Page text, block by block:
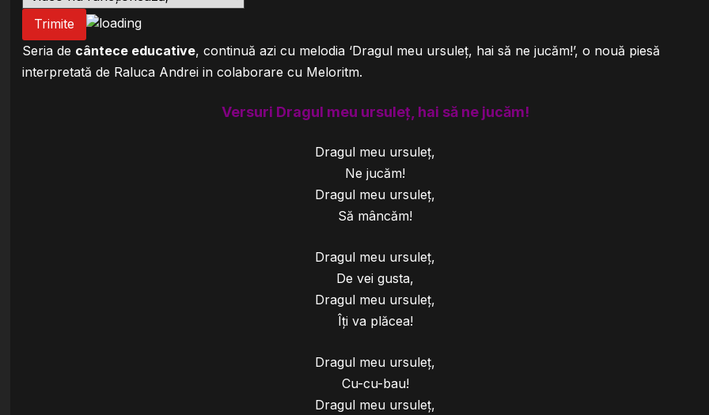
Trimite
Seria de cântece educative, continuă azi cu melodia ‘Dragul meu ursuleț, hai să ne jucăm!’, o nouă piesă
interpretată de Raluca Andrei in colaborare cu Meloritm.
Versuri Dragul meu ursuleț, hai să ne jucăm!
Dragul meu ursuleț,
Ne jucăm!
Dragul meu ursuleț,
Să mâncăm!
Dragul meu ursuleț,
De vei gusta,
Dragul meu ursuleț,
Îți va plăcea!
Dragul meu ursuleț,
Cu-cu-bau!
Dragul meu ursuleț,